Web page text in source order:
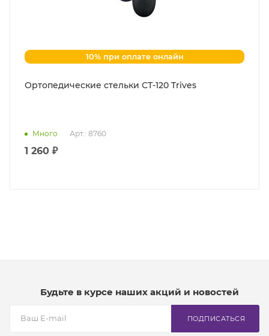
10% при оплате онлайн
Ортопедические стельки СТ-120 Trives
Много Арт.: 8760
1 260 ₽
Будьте в курсе наших акций и новостей
ПОДПИСАТЬСЯ